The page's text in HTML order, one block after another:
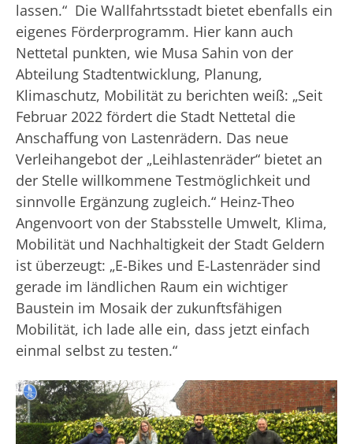
lassen.“ Die Wallfahrtsstadt bietet ebenfalls ein
eigenes Förderprogramm. Hier kann auch
Nettetal punkten, wie Musa Sahin von der
Abteilung Stadtentwicklung, Planung,
Klimaschutz, Mobilität zu berichten weiß: „Seit
Februar 2022 fördert die Stadt Nettetal die
Anschaffung von Lastenrädern. Das neue
Verleihangebot der „Leihlastenräder“ bietet an
der Stelle willkommene Testmöglichkeit und
sinnvolle Ergänzung zugleich.“ Heinz-Theo
Angenvoort von der Stabsstelle Umwelt, Klima,
Mobilität und Nachhaltigkeit der Stadt Geldern
ist überzeugt: „E-Bikes und E-Lastenräder sind
gerade im ländlichen Raum ein wichtiger
Baustein im Mosaik der zukunftsfähigen
Mobilität, ich lade alle ein, dass jetzt einfach
einmal selbst zu testen.“